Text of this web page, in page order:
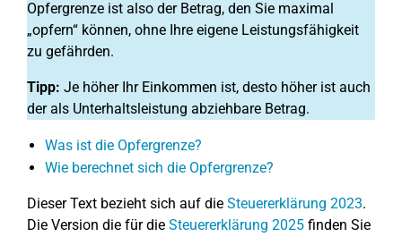
Opfergrenze ist also der Betrag, den Sie maximal
„opfern“ können, ohne Ihre eigene Leistungsfähigkeit
zu gefährden.
Tipp: Je höher Ihr Einkommen ist, desto höher ist auch
der als Unterhaltsleistung abziehbare Betrag.
Was ist die Opfergrenze?
Wie berechnet sich die Opfergrenze?
Dieser Text bezieht sich auf die Steuererklärung 2023.
Die Version die für die Steuererklärung 2025 finden Sie